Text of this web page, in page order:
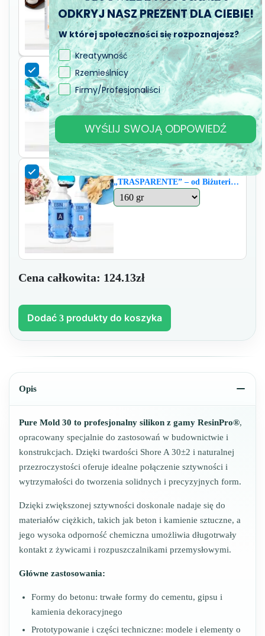
form z betonu, gipsu, zaprawy i
kamienia dekoracyjnego
Olej Silikonowy - Ochrona Twoich
form silikonowych i tworzenie
efektów specjalnych! - 20 ml
Uniwersalna Żywica
„TRASPARENTE” – od Biżuterii
po Stoły, Nasz Bestseller
Cena całkowita: 124.13zł
Dodać 3 produkty do koszyka
Opis
Pure Mold 30 to profesjonalny silikon z gamy ResinPro®,
opracowany specjalnie do zastosowań w budownictwie i
konstrukcjach. Dzięki twardości Shore A 30±2 i naturalnej
przezroczystości oferuje idealne połączenie sztywności i
wytrzymałości do tworzenia solidnych i precyzyjnych form.
Dzięki zwiększonej sztywności doskonale nadaje się do
materiałów ciężkich, takich jak beton i kamienie sztuczne, a
jego wysoka odporność chemiczna umożliwia długotrwały
kontakt z żywicami i rozpuszczalnikami przemysłowymi.
Główne zastosowania:
Formy do betonu: trwałe formy do cementu, gipsu i
kamienia dekoracyjnego
Prototypowanie i części techniczne: modele i elementy o
ODKRYJ NASZ PREZENT DLA CIEBIE!
W której społeczności się rozpoznajesz?
Kreatywność
Rzemieślnicy
Firmy/Profesjonaliści
WYŚLIJ SWOJĄ ODPOWIEDŹ